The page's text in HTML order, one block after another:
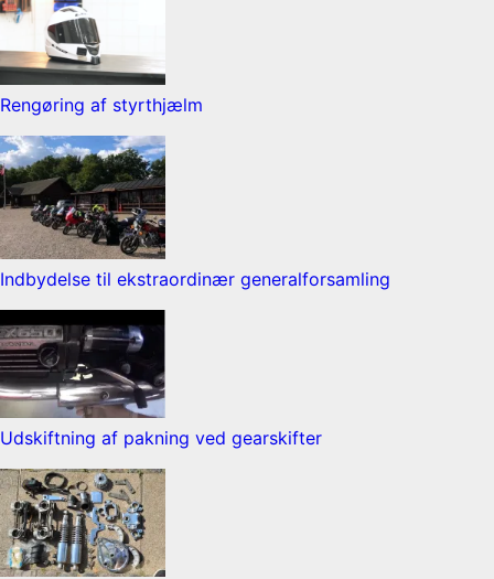
Rengøring af styrthjælm
Indbydelse til ekstraordinær generalforsamling
Udskiftning af pakning ved gearskifter